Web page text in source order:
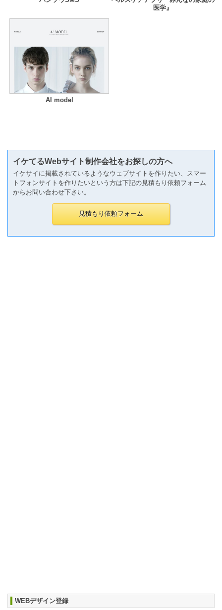
医学』
AI model
イケてるWebサイト制作会社をお探しの方へ
イケサイに掲載されているようなウェブサイトを作りたい、スマー
トフォンサイトを作りたいという方は下記の見積もり依頼フォーム
からお問い合わせ下さい。
WEBデザイン登録